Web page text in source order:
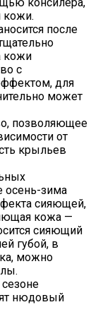
кожи.
после
кожи
с
для
может
позволяющее
от
крыльев
осень-зима
сияющей,
кожа —
сияющий
губой, в
можно
нюдовый